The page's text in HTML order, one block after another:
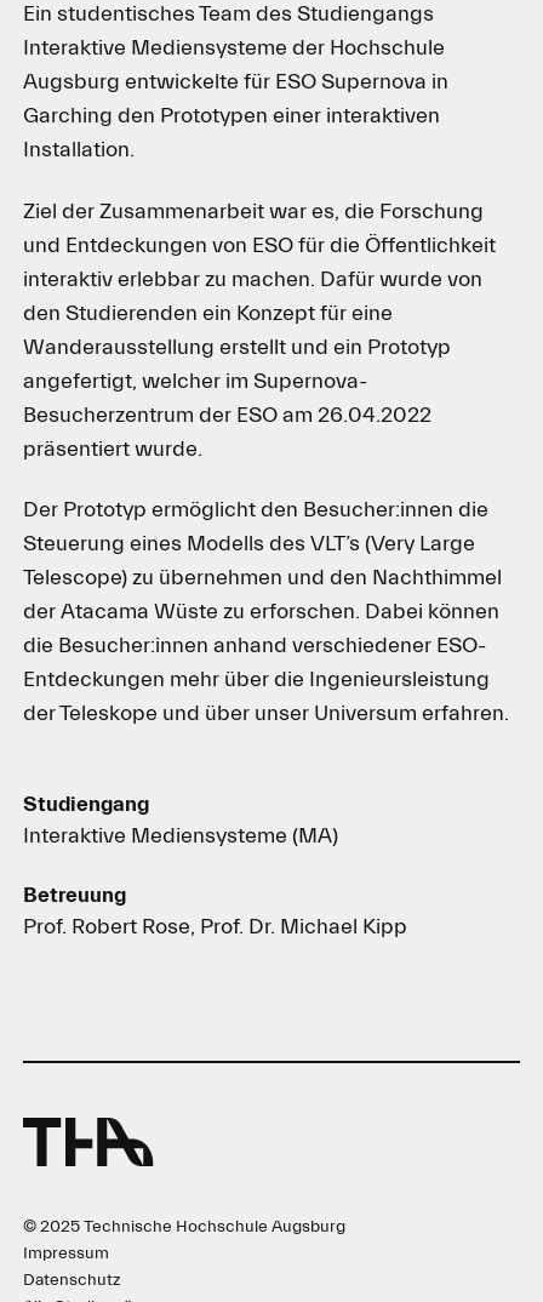
Ein studentisches Team des Studiengangs
Interaktive Mediensysteme der Hochschule
Augsburg entwickelte für ESO Supernova in
Garching den Prototypen einer interaktiven
Installation.
Ziel der Zusammenarbeit war es, die Forschung
und Entdeckungen von ESO für die Öffentlichkeit
interaktiv erlebbar zu machen. Dafür wurde von
den Studierenden ein Konzept für eine
Wanderausstellung erstellt und ein Prototyp
angefertigt, welcher im Supernova-
Besucherzentrum der ESO am 26.04.2022
präsentiert wurde.
Der Prototyp ermöglicht den Besucher:innen die
Steuerung eines Modells des VLT’s (Very Large
Telescope) zu übernehmen und den Nachthimmel
der Atacama Wüste zu erforschen. Dabei können
die Besucher:innen anhand verschiedener ESO-
Entdeckungen mehr über die Ingenieursleistung
der Teleskope und über unser Universum erfahren.
Studiengang
Interaktive Mediensysteme (MA)
Betreuung
Prof. Robert Rose, Prof. Dr. Michael Kipp
© 2025 Technische Hochschule Augsburg
Impressum
Datenschutz